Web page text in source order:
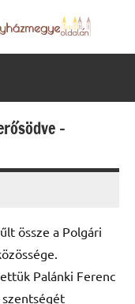
–
össze a Polgári
Palánki Ferenc
szentségét